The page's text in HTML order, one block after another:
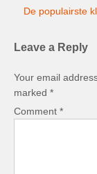
De populairste
Leave a Reply
Your email
marked *
Comment *